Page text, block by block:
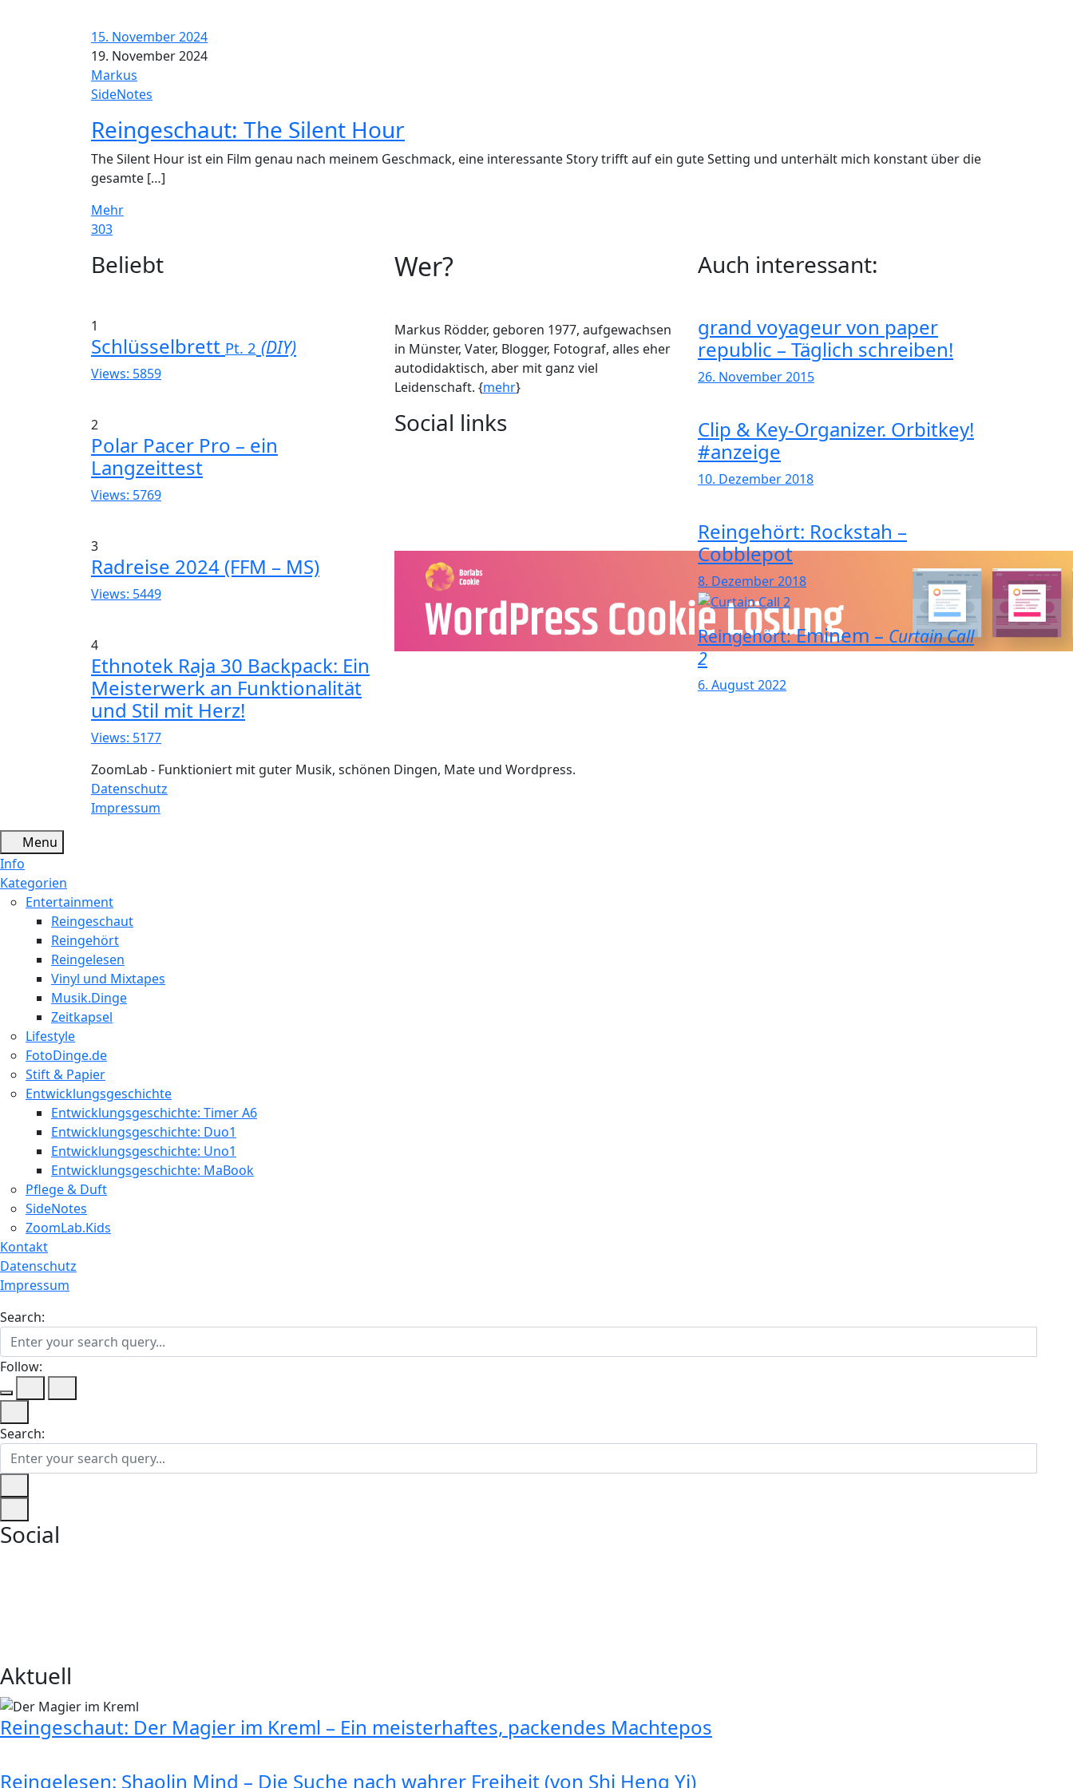
15. November 2024
19. November 2024
Markus
SideNotes
Reingeschaut: The Silent Hour
The Silent Hour ist ein Film genau nach meinem Geschmack, eine interessante Story trifft auf ein gute Setting und unterhält mich konstant über die
gesamte […]
Mehr
303
WidgetsBeliebt
1
Schlüsselbrett Pt. 2 (DIY)
Views: 5859
2
Polar Pacer Pro – ein
Langzeittest
Views: 5769
3
Radreise 2024 (FFM – MS)
Views: 5449
4
Ethnotek Raja 30 Backpack: Ein
Meisterwerk an Funktionalität
und Stil mit Herz!
Views: 5177
Wer?
Markus Rödder, geboren 1977, aufgewachsen
in Münster, Vater, Blogger, Fotograf, alles eher
autodidaktisch, aber mit ganz viel
Leidenschaft. {mehr}
Social links
Auch interessant:
grand voyageur von paper
republic – Täglich schreiben!
26. November 2015
Clip & Key-Organizer. Orbitkey!
#anzeige
10. Dezember 2018
Reingehört: Rockstah –
Cobblepot
8. Dezember 2018
Reingehört:Eminem – Curtain Call
2
6. August 2022
ZoomLab - Funktioniert mit guter Musik, schönen Dingen, Mate und Wordpress.
Datenschutz
Impressum
Menu
Info
Kategorien
Entertainment
Reingeschaut
Reingehört
Reingelesen
Vinyl und Mixtapes
Musik.Dinge
Zeitkapsel
Lifestyle
FotoDinge.de
Stift & Papier
Entwicklungsgeschichte
Entwicklungsgeschichte: Timer A6
Entwicklungsgeschichte: Duo1
Entwicklungsgeschichte: Uno1
Entwicklungsgeschichte: MaBook
Pflege & Duft
SideNotes
ZoomLab.Kids
Kontakt
Datenschutz
Impressum
Search:
Follow:
Search:
Social
Aktuell
Reingeschaut: Der Magier im Kreml – Ein meisterhaftes, packendes Machtepos
Reingelesen: Shaolin Mind – Die Suche nach wahrer Freiheit (von Shi Heng Yi)